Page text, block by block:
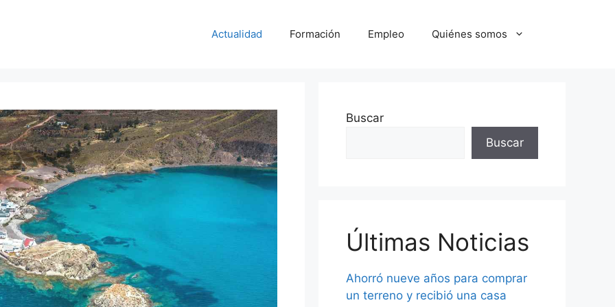
Actualidad Formación Empleo Quiénes somos
Buscar
Buscar
Últimas Noticias
Ahorró nueve años para comprar
un terreno y recibió una casa